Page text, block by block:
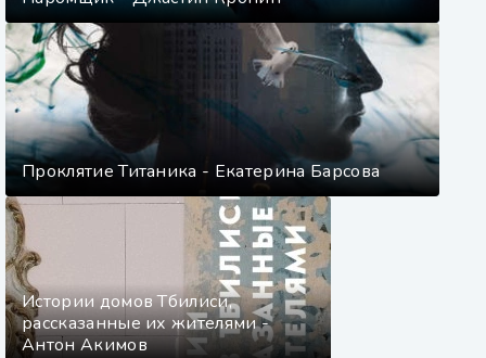
Проклятие Титаника - Екатерина Барсова
Истории домов Тбилиси,
рассказанные их жителями -
Антон Акимов